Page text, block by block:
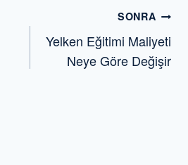
SONRA
Yelken Eğitimi Maliyeti
Neye Göre Değişir